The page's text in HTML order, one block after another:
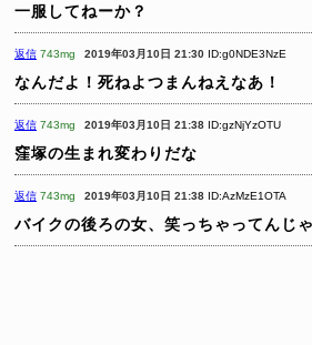
一服してねーか？
返信 743mg 2019年03月10日 21:30 ID:g0NDE3NzE
なんだよ！死ねよつまんねえなあ！
返信 743mg 2019年03月10日 21:38 ID:gzNjYzOTU
窪塚の生まれ変わりだな
返信 743mg 2019年03月10日 21:38 ID:AzMzE1OTA
バイクの後ろの女、笑っちゃってんじ